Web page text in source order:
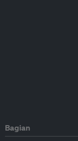
Bagian